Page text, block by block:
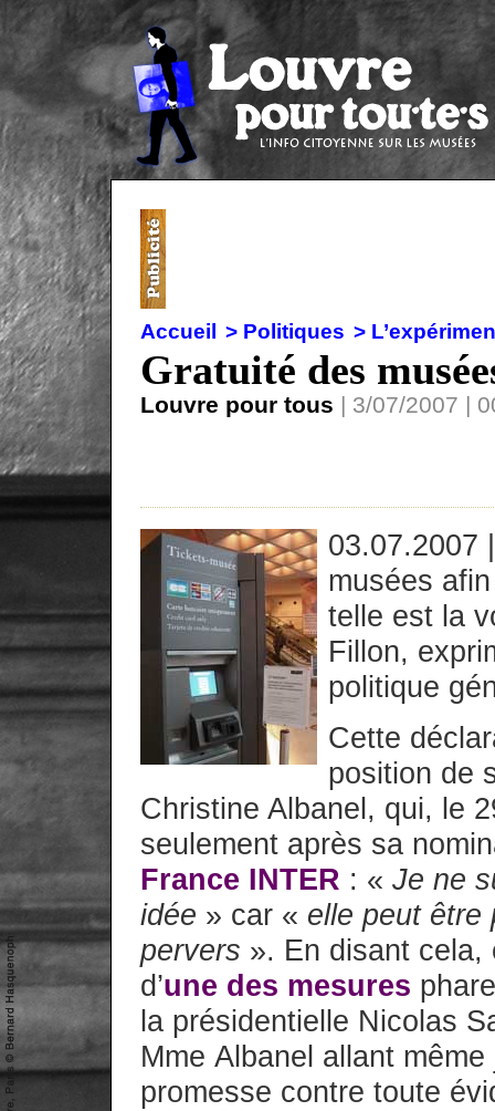
Accueil > Politiques >
Gratuité des
Louvre pour tous | 3/07/2007 |
03.07.2007
musées
telle est la
Fillon,
politique
Cette
position de
Christine Albanel, qui, le
seulement après sa
France INTER : « Je ne
idée » car « elle peut être
pervers ». En disant cela,
d’une des mesures
la présidentielle Nicolas
Mme Albanel allant
promesse contre toute